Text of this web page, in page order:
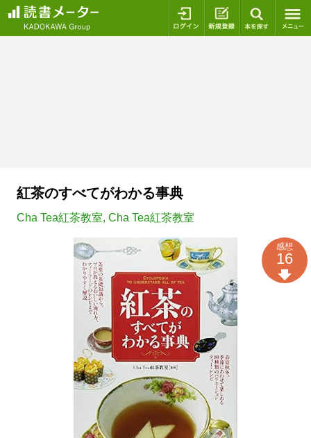
ログイン 新規登録
紅茶のすべてがわかる事典
Cha Tea紅茶教室, Cha Tea紅茶教室
感想
16